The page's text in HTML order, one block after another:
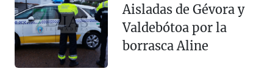
Aisladas de Gévora y
Valdebótoa por la
borrasca Aline